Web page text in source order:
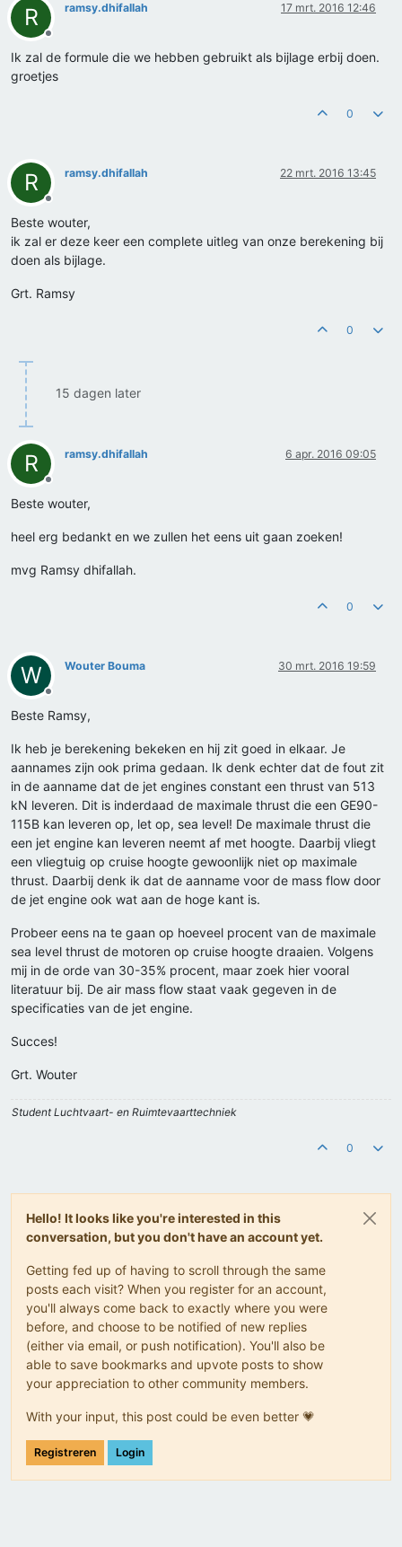
R
Offline
ramsy.dhifallah 17 mrt. 2016 12:46
Ik zal de formule die we hebben gebruikt als bijlage erbij doen.
groetjes
0
R
Offline
ramsy.dhifallah 22 mrt. 2016 13:45
Beste wouter,
ik zal er deze keer een complete uitleg van onze berekening bij
doen als bijlage.
Grt. Ramsy
0
15 dagen later
R
Offline
ramsy.dhifallah 6 apr. 2016 09:05
Beste wouter,
heel erg bedankt en we zullen het eens uit gaan zoeken!
mvg Ramsy dhifallah.
0
W
Offline
Wouter Bouma 30 mrt. 2016 19:59
Beste Ramsy,
Ik heb je berekening bekeken en hij zit goed in elkaar. Je
aannames zijn ook prima gedaan. Ik denk echter dat de fout zit
in de aanname dat de jet engines constant een thrust van 513
kN leveren. Dit is inderdaad de maximale thrust die een GE90-
115B kan leveren op, let op, sea level! De maximale thrust die
een jet engine kan leveren neemt af met hoogte. Daarbij vliegt
een vliegtuig op cruise hoogte gewoonlijk niet op maximale
thrust. Daarbij denk ik dat de aanname voor de mass flow door
de jet engine ook wat aan de hoge kant is.
Probeer eens na te gaan op hoeveel procent van de maximale
sea level thrust de motoren op cruise hoogte draaien. Volgens
mij in de orde van 30-35% procent, maar zoek hier vooral
literatuur bij. De air mass flow staat vaak gegeven in de
specificaties van de jet engine.
Succes!
Grt. Wouter
Student Luchtvaart- en Ruimtevaarttechniek
0
Hello! It looks like you're interested in this
conversation, but you don't have an account yet.
Getting fed up of having to scroll through the same
posts each visit? When you register for an account,
you'll always come back to exactly where you were
before, and choose to be notified of new replies
(either via email, or push notification). You'll also be
able to save bookmarks and upvote posts to show
your appreciation to other community members.
With your input, this post could be even better 💗
Registreren Login